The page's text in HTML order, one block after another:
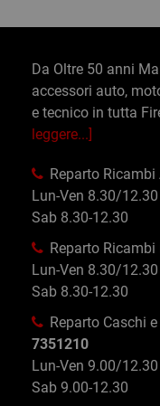
Da Oltre 50 anni
accessori auto,
e tecnico in tutta
leggere...]
Reparto Ricambi
Lun-Ven 8.30/
Sab 8.30-12.30
Reparto
Lun-Ven 8.30/
Sab 8.30-12.30
Reparto Caschi
7351210
Lun-Ven 9.00/
Sab 9.00-12.30